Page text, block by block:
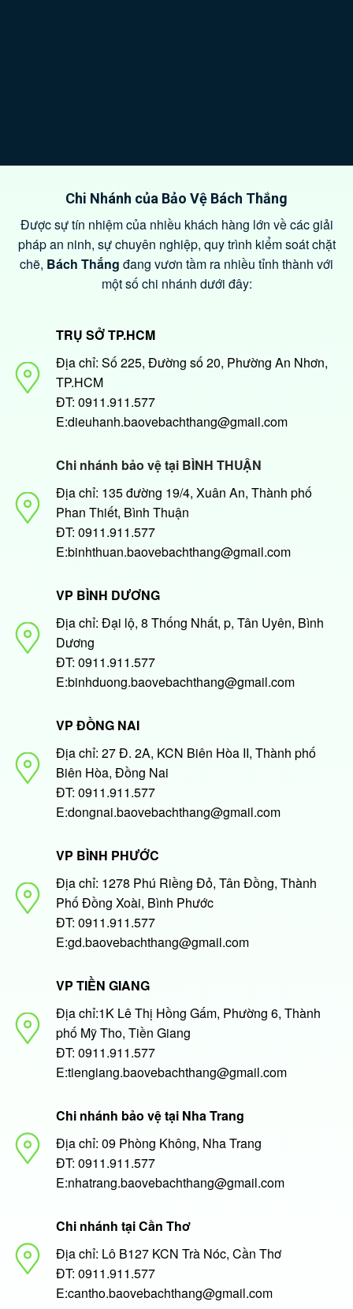
Chi Nhánh của Bảo Vệ Bách Thắng
Được sự tín nhiệm của nhiều khách hàng lớn về các giải
pháp an ninh, sự chuyên nghiệp, quy trình kiểm soát chặt
chẽ, Bách Thắng đang vươn tầm ra nhiều tỉnh thành với
một số chi nhánh dưới đây:
TRỤ SỞ TP.HCM
Địa chỉ: Số 225, Đường số 20, Phường An Nhơn,
TP.HCM
ĐT: 0911.911.577
E:dieuhanh.baovebachthang@gmail.com
Chi nhánh bảo vệ tại BÌNH THUẬN
Địa chỉ: 135 đường 19/4, Xuân An, Thành phố
Phan Thiết, Bình Thuận
ĐT: 0911.911.577
E:binhthuan.baovebachthang@gmail.com
VP BÌNH DƯƠNG
Địa chỉ: Đại lộ, 8 Thống Nhất, p, Tân Uyên, Bình
Dương
ĐT: 0911.911.577
E:binhduong.baovebachthang@gmail.com
VP ĐỒNG NAI
Địa chỉ: 27 Đ. 2A, KCN Biên Hòa II, Thành phố
Biên Hòa, Đồng Nai
ĐT: 0911.911.577
E:dongnai.baovebachthang@gmail.com
VP BÌNH PHƯỚC
Địa chỉ: 1278 Phú Riềng Đỏ, Tân Đồng, Thành
Phố Đồng Xoài, Bình Phước
ĐT: 0911.911.577
E:gd.baovebachthang@gmail.com
VP TIỀN GIANG
Địa chỉ:1K Lê Thị Hồng Gấm, Phường 6, Thành
phố Mỹ Tho, Tiền Giang
ĐT: 0911.911.577
E:tiengiang.baovebachthang@gmail.com
Chi nhánh bảo vệ tại Nha Trang
Địa chỉ: 09 Phòng Không, Nha Trang
ĐT: 0911.911.577
E:nhatrang.baovebachthang@gmail.com
Chi nhánh tại Cần Thơ
Địa chỉ: Lô B127 KCN Trà Nóc, Cần Thơ
ĐT: 0911.911.577
E:cantho.baovebachthang@gmail.com